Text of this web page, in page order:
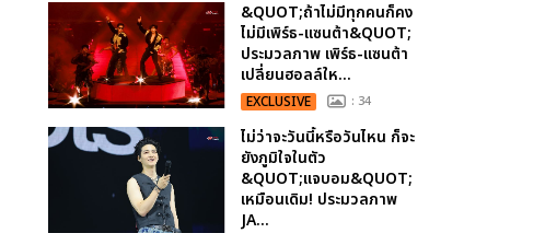
&QUOT;ถ้าไม่มีทุกคนก็คง
ไม่มีเพิร์ธ-แซนต้า&QUOT;
ประมวลภาพ เพิร์ธ-แซนต้า
เปลี่ยนฮอลล์ให...
EXCLUSIVE : 34
ไม่ว่าจะวันนี้หรือวันไหน ก็จะ
ยังภูมิใจในตัว
&QUOT;แจบอม&QUOT;
เหมือนเดิม! ประมวลภาพ
JA...